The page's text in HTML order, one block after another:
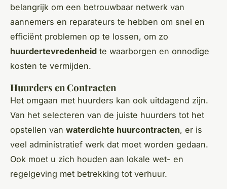
belangrijk om een betrouwbaar netwerk van
aannemers en reparateurs te hebben om snel en
efficiënt problemen op te lossen, om zo
huurdertevredenheid te waarborgen en onnodige
kosten te vermijden.
Huurders en Contracten
Het omgaan met huurders kan ook uitdagend zijn.
Van het selecteren van de juiste huurders tot het
opstellen van waterdichte huurcontracten, er is
veel administratief werk dat moet worden gedaan.
Ook moet u zich houden aan lokale wet- en
regelgeving met betrekking tot verhuur.